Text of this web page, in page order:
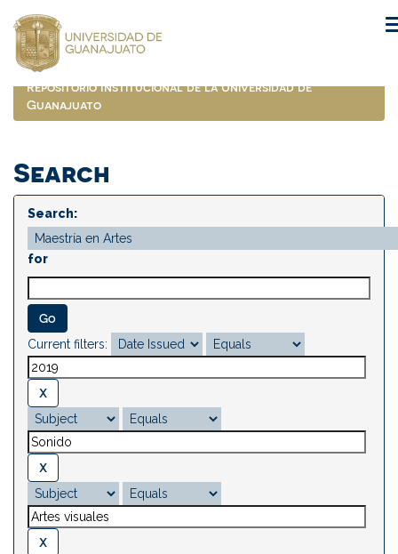
navigation
Repositorio Institucional de la Universidad de
Guanajuato
Search
Search:
for
Current filters: